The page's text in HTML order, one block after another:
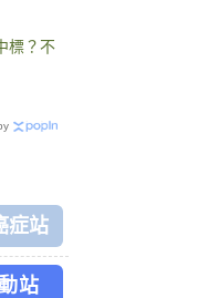
標？不
症站
站